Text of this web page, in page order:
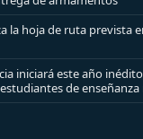
la hoja de ruta prevista
iniciará este año
de enseñanza